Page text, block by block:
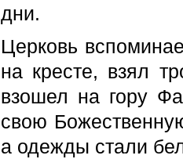
дни.
Церковь
на кресте, взял
взошел на гору
свою
а одежды стали